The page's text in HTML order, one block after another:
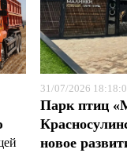
31/07/2026
Парк птиц
новое
и
и